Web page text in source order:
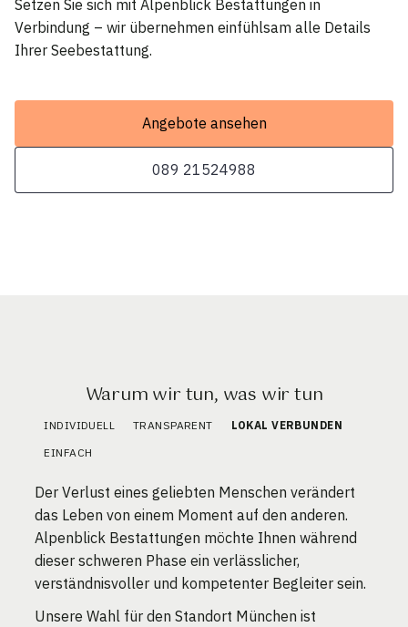
Setzen Sie sich mit Alpenblick Bestattungen in
Verbindung – wir übernehmen einfühlsam alle Details
Ihrer Seebestattung.
Angebote ansehen
089 21524988
Warum wir tun, was wir tun
INDIVIDUELL TRANSPARENT LOKAL VERBUNDEN
EINFACH
Der Verlust eines geliebten Menschen verändert
das Leben von einem Moment auf den anderen.
Alpenblick Bestattungen möchte Ihnen während
dieser schweren Phase ein verlässlicher,
verständnisvoller und kompetenter Begleiter sein.
Unsere Wahl für den Standort München ist